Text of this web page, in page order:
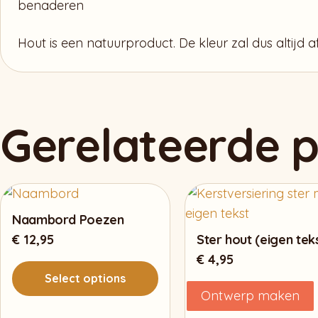
benaderen
Hout is een natuurproduct. De kleur zal dus altijd
Gerelateerde
Naambord Poezen
€ 12,95
Select options
Ster hout (eigen
€ 4,95
Ontwerp maken